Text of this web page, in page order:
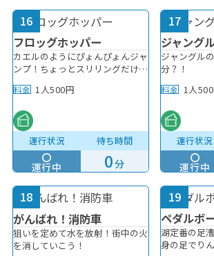
ションをご利用される場合、大人
の方（中学生以上）の付き添いが
必要となります。※酒気帯びの方
のご利用はご遠慮させていただき
ます。※館内は足元が暗くなって
おりますので、走らないようにご
注意ください。※お手洗いは、館
ご利用ください。※途中退場は不
可となります。一度退場された場
合は、再度料金がかかります。※
各コンテンツの利用人数には限り
がございます。より多くの方にお
楽しみいただけるよう、順番を守
りご利用ください。※アトラクシ
ョンをご利用の際は、スタッフの
指示に従い、安全にお楽しみくだ
さい。
16
フロッグホッパー
カエルのようにぴょんぴょんジャ
ンプ！ちょっとスリリングだけど
料金 1人500円
運行状況
運行中
待ち時間
0分
17
ジャング
ジャングル
分？！
料金 1人
運行状況
運行中
18
がんばれ！消防車
狙いを定めて水を放射！街中の火
を消していこう！
19
ペダルボ
湖定番の足
身の足でり
絞り込み検索
サービス施設・その他
AED設置場所
救護室